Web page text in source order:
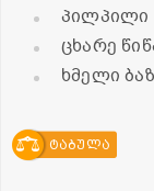
პილპილი
ცხარე
ხმელი
ტაბულა